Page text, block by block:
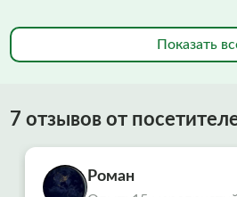
Показать
7 отзывов от
Роман